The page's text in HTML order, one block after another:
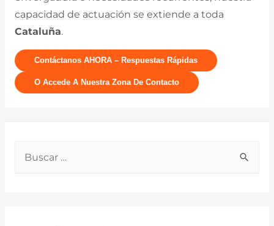
capacidad de actuación se extiende a toda
Cataluña.
Contáctanos AHORA – Respuestas Rápidas
O Accede A Nuestra Zona De Contacto